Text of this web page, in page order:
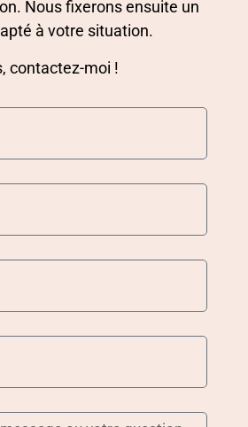
Nous fixerons ensuite un
à votre situation.
contactez-moi !